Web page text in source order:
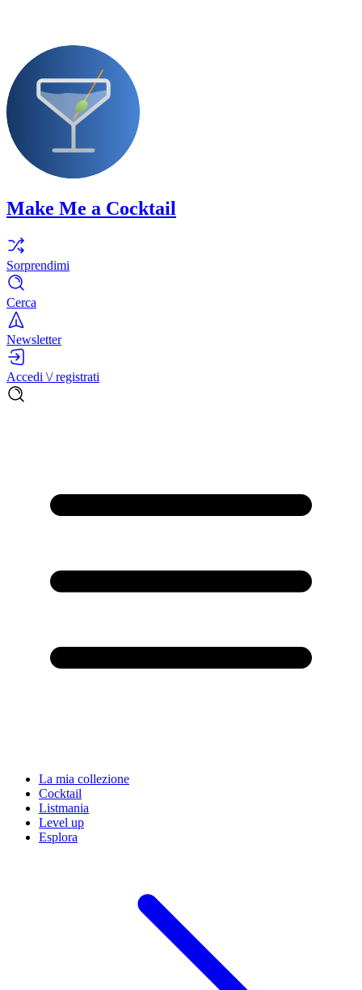
Make Me a Cocktail
Sorprendimi
Cerca
Newsletter
Accedi \/ registrati
La mia collezione
Cocktail
Listmania
Level up
Esplora